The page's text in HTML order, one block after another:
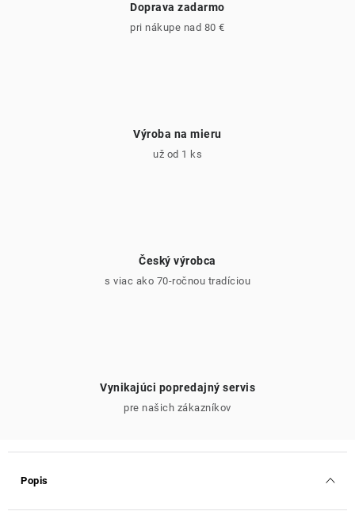
Doprava zadarmo
pri nákupe nad 80 €
Výroba na mieru
už od 1 ks
Český výrobca
s viac ako 70-ročnou tradíciou
Vynikajúci popredajný servis
pre našich zákazníkov
Popis